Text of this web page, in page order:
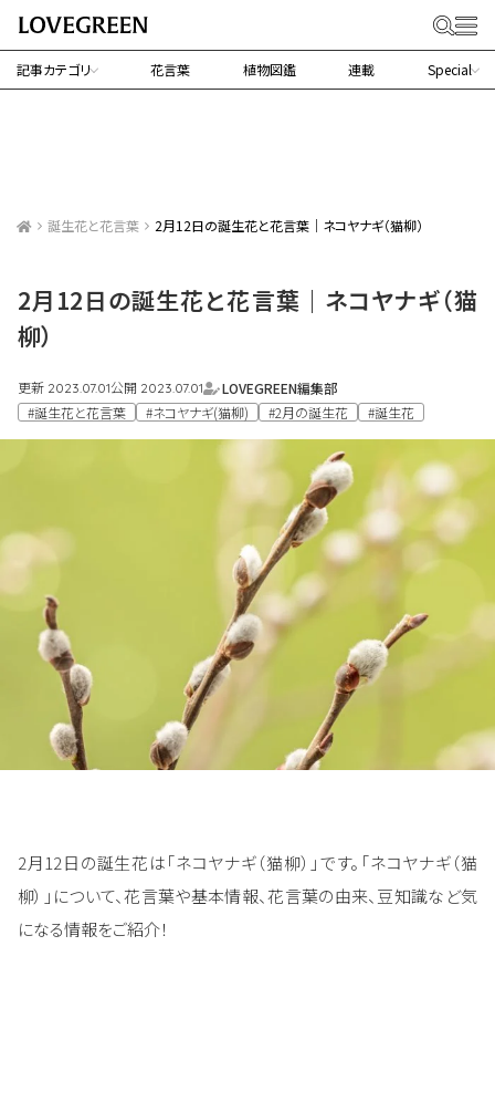
記事カテゴリ 花言葉 植物図鑑 連載 Special
誕生花と花言葉 2月12日の誕生花と花言葉｜ネコヤナギ（猫柳）
2月12日の誕生花と花言葉｜ネコヤナギ（猫
柳）
更新 2023.07.01公開 2023.07.01
LOVEGREEN編集部
#誕生花と花言葉
#ネコヤナギ(猫柳) #2月の誕生花 #誕生花
2月12日の誕生花は「ネコヤナギ（猫柳）」です。「ネコヤナギ（猫
柳）」について、花言葉や基本情報、花言葉の由来、豆知識など気
になる情報をご紹介！